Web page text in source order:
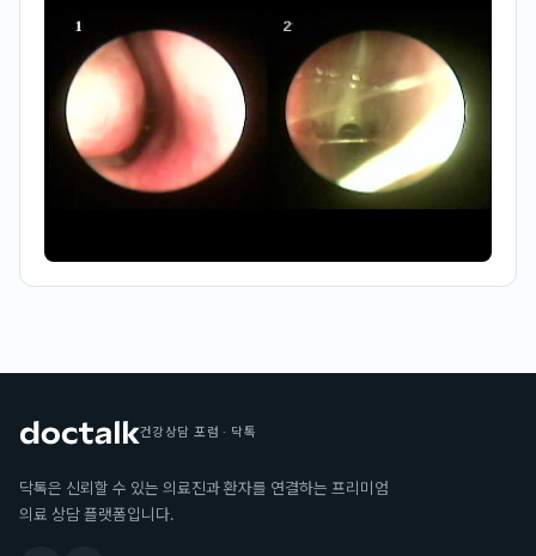
건강상담 포럼 · 닥톡
닥톡은 신뢰할 수 있는 의료진과 환자를 연결하는 프리미엄
의료 상담 플랫폼입니다.